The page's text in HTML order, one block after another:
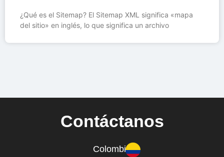
¿Qué es el Sitemap? El Sitemap XML significa «mapa
del sitio» en inglés, lo que significa un archivo
Contáctanos
Colombia